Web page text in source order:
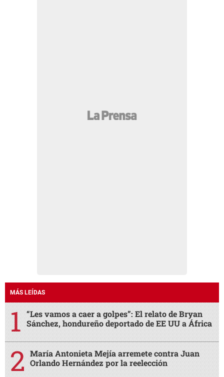
MÁS LEÍDAS
“Les vamos a caer a golpes”: El relato de Bryan
Sánchez, hondureño deportado de EE UU a África
María Antonieta Mejía arremete contra Juan
Orlando Hernández por la reelección